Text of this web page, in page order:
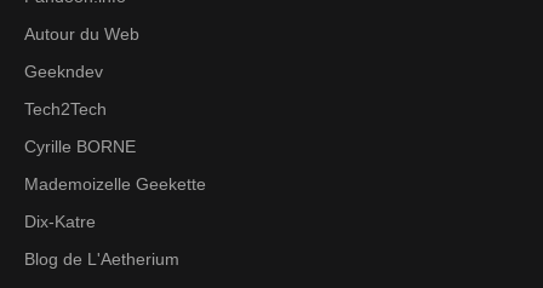
Autour du Web
Geekndev
Tech2Tech
Cyrille BORNE
Mademoizelle Geekette
Dix-Katre
Blog de L'Aetherium